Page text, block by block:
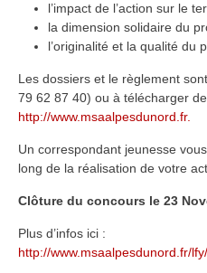
l’impact de l’action sur le
la dimension solidaire du
l’originalité et la qualité du
Les dossiers et le règlement
79 62 87 40) ou à télécharger
http://www.msaalpesdunord.fr.
Un correspondant jeunesse
long de la réalisation de votre
Clôture du concours le 23
Plus d’infos ici :
http://www.msaalpesdunord.fr/